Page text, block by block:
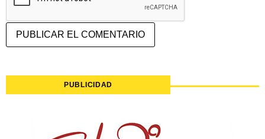
PUBLICIDAD